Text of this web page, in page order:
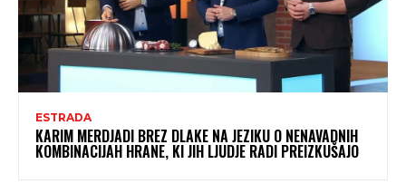
ESTRADA
KARIM MERDJADI BREZ DLAKE NA JEZIKU O NENAVADNIH
KOMBINACIJAH HRANE, KI JIH LJUDJE RADI PREIZKUŠAJO